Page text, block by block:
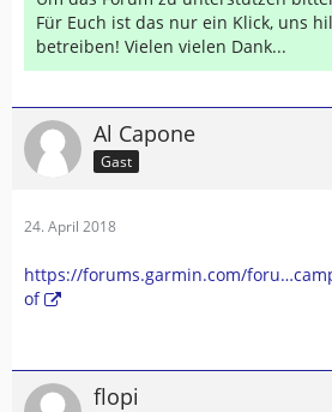
Für Euch ist das nur ein Klick, uns
betreiben! Vielen vielen Dank...
Al Capone
Gast
24. April 2018
https://forums.garmin.com/
of
flopi